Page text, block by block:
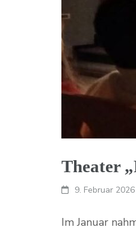
Theater
9. Februar 2026
Im Januar